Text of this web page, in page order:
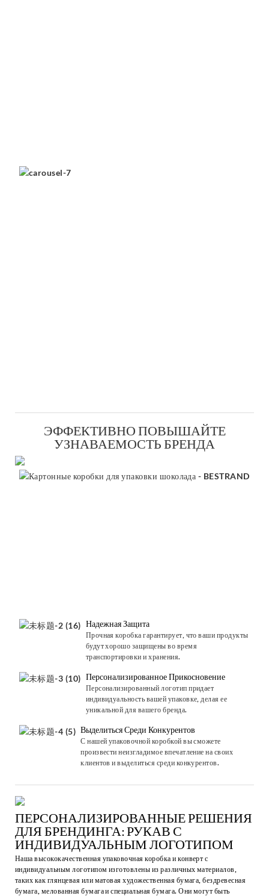
ЭФФЕКТИВНО ПОВЫШАЙТЕ
УЗНАВАЕМОСТЬ БРЕНДА
Надежная Защита
Прочная коробка гарантирует, что ваши продукты
будут хорошо защищены во время
транспортировки и хранения.
Персонализированное Прикосновение
Персонализированный логотип придает
индивидуальность вашей упаковке, делая ее
уникальной для вашего бренда.
Выделиться Среди Конкурентов
С нашей упаковочной коробкой вы сможете
произвести неизгладимое впечатление на своих
клиентов и выделиться среди конкурентов.
ПЕРСОНАЛИЗИРОВАННЫЕ РЕШЕНИЯ
ДЛЯ БРЕНДИНГА: РУКАВ С
ИНДИВИДУАЛЬНЫМ ЛОГОТИПОМ
Наша высококачественная упаковочная коробка и конверт с
индивидуальным логотипом изготовлены из различных материалов,
таких как глянцевая или матовая художественная бумага, бездревесная
бумага, мелованная бумага и специальная бумага. Они могут быть